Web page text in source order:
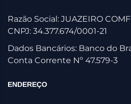
Razão Social: JUAZEIRO
CNPJ: 34.377.674/0001-21
Dados Bancários: Banco do
Conta Corrente Nº 47.579-3
ENDEREÇO